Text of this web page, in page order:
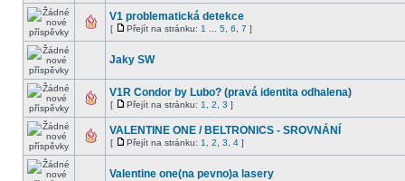
V1 problematická detekce
[ Přejít na stránku: 1 5 6 7 ]
Jaky SW
V1R Condor by Lubo? (pravá identita odhalena)
[ Přejít na stránku: 1 2 3 ]
VALENTINE ONE / BELTRONICS - SROVNÁNÍ
[ Přejít na stránku: 1 2 3 4 ]
Valentine one(na pevno)a lasery